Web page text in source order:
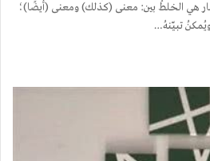
هي الخلطُ بين: معنى (كذلك) ومعنى (أيضًا)؛
تبيّنهُ…